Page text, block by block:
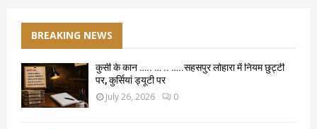
BREAKING NEWS
कुर्सी के कान ….. … .. …..सहसपुर लोहारा में नियम छुट्टी
पर, कुर्सियां ड्यूटी पर
July 26, 2026 0